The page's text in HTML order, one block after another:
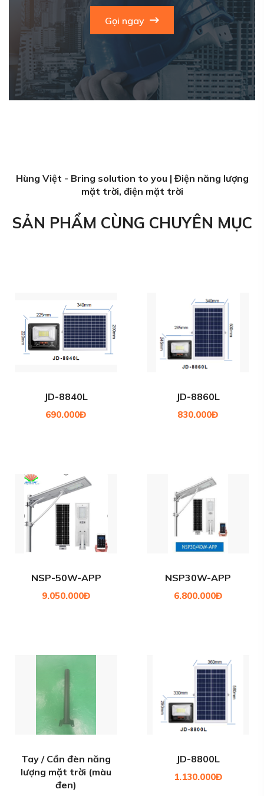
Gọi ngay
Hùng Việt - Bring solution to you | Điện năng lượng
mặt trời, điện mặt trời
SẢN PHẨM CÙNG CHUYÊN MỤC
JD-8840L
690.000Đ
JD-8860L
830.000Đ
NSP-50W-APP
9.050.000Đ
NSP30W-APP
6.800.000Đ
Tay / Cần đèn năng
lượng mặt trời (màu
đen)
JD-8800L
1.130.000Đ